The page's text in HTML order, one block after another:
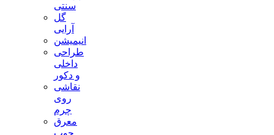
سنتی
گل
آرایی
انیمیشن
طراحی
داخلی
و دکور
نقاشی
روی
چرم
معرق
چوب